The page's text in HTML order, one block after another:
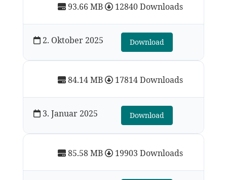
93.66 MB 12840 Downloads
2. Oktober 2025 Download
84.14 MB 17814 Downloads
3. Januar 2025 Download
85.58 MB 19903 Downloads